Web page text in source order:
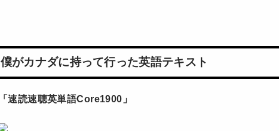
僕がカナダに持って行った英語テキスト
「速読速聴英単語Core1900」